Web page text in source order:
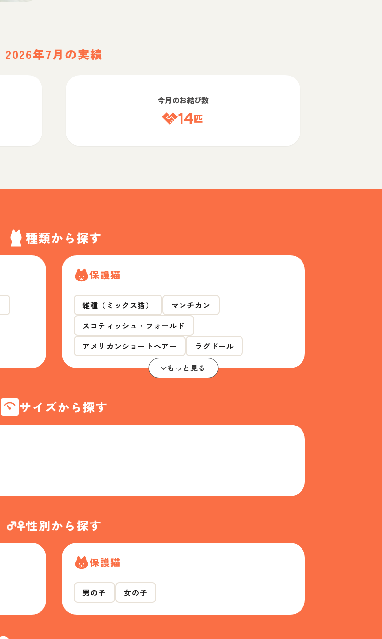
2026年7月の実績
今月のお結び数
14匹
種類から探す
保護猫
雑種（ミックス猫）
マンチカン
スコティッシュ・フォールド
アメリカンショートヘアー
ラグドール
もっと見る
サイズから探す
性別から探す
保護猫
男の子 女の子